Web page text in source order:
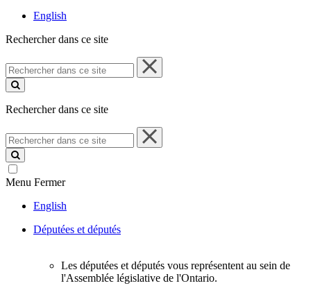
English
Rechercher dans ce site
Rechercher
dans
ce
Rechercher dans ce site
Rechercher
dans
ce
site
Menu Fermer
English
Députées et députés
Les députées et députés vous représentent au sein de
l'Assemblée législative de l'Ontario.